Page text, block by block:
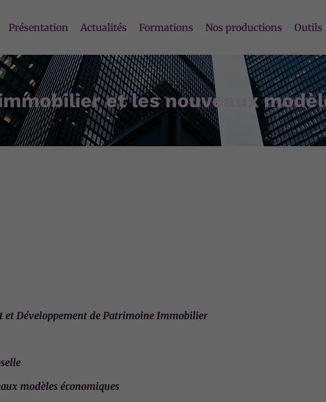
Présentation Actualités Formations Nos productions Outils
et les nouveaux
Développement de Patrimoine Immobilier
modèles économiques